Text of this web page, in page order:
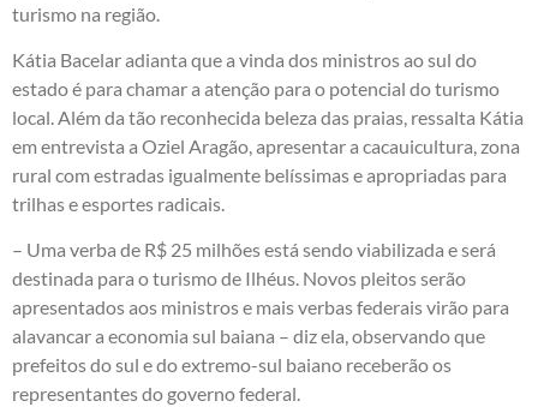
turismo na região.
Kátia Bacelar adianta que a vinda dos ministros ao sul do
estado é para chamar a atenção para o potencial do turismo
local. Além da tão reconhecida beleza das praias, ressalta Kátia
em entrevista a Oziel Aragão, apresentar a cacauicultura, zona
rural com estradas igualmente belíssimas e apropriadas para
trilhas e esportes radicais.
– Uma verba de R$ 25 milhões está sendo viabilizada e será
destinada para o turismo de Ilhéus. Novos pleitos serão
apresentados aos ministros e mais verbas federais virão para
alavancar a economia sul baiana – diz ela, observando que
prefeitos do sul e do extremo-sul baiano receberão os
representantes do governo federal.